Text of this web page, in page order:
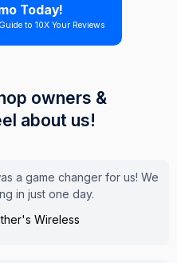
Today!
to 10X Your Reviews
owners &
about us!
a game changer for us! We
in just one day.
Wireless